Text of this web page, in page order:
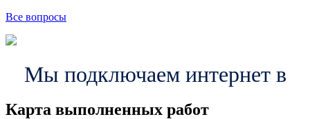
Все вопросы
Мы подключаем интернет в
Карта выполненных работ